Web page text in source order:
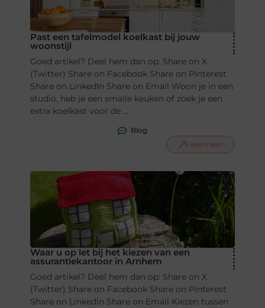
Past een tafelmodel koelkast bij jouw
woonstijl
Goed artikel? Deel hem dan op: Share on X
(Twitter) Share on Facebook Share on Pinterest
Share on LinkedIn Share on Email Woon je in een
studio, heb je een smalle keuken of zoek je een
extra koelkast voor de ...
Blog
Lees meer
Waar u op let bij het kiezen van een
assurantiekantoor in Arnhem
Goed artikel? Deel hem dan op: Share on X
(Twitter) Share on Facebook Share on Pinterest
Share on LinkedIn Share on Email Kiezen tussen